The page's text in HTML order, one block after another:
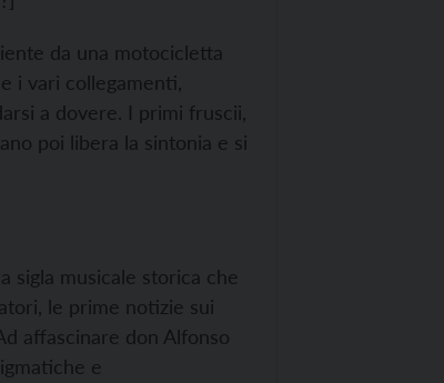
da una motocicletta
i vari collegamenti,
a dovere. I primi fruscii,
poi libera la sintonia e si
sigla musicale storica che
le prime notizie sui
affascinare don Alfonso
e